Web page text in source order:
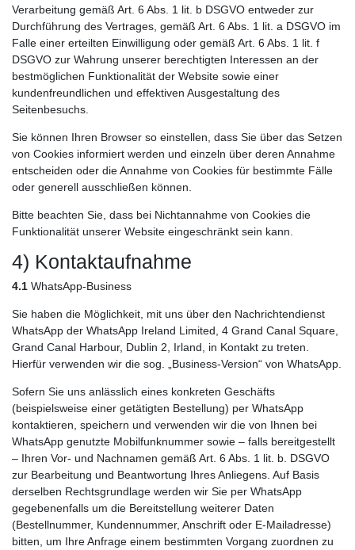
Verarbeitung gemäß Art. 6 Abs. 1 lit. b DSGVO entweder zur
Durchführung des Vertrages, gemäß Art. 6 Abs. 1 lit. a DSGVO im
Falle einer erteilten Einwilligung oder gemäß Art. 6 Abs. 1 lit. f
DSGVO zur Wahrung unserer berechtigten Interessen an der
bestmöglichen Funktionalität der Website sowie einer
kundenfreundlichen und effektiven Ausgestaltung des
Seitenbesuchs.
Sie können Ihren Browser so einstellen, dass Sie über das Setzen
von Cookies informiert werden und einzeln über deren Annahme
entscheiden oder die Annahme von Cookies für bestimmte Fälle
oder generell ausschließen können.
Bitte beachten Sie, dass bei Nichtannahme von Cookies die
Funktionalität unserer Website eingeschränkt sein kann.
4) Kontaktaufnahme
4.1 WhatsApp-Business
Sie haben die Möglichkeit, mit uns über den Nachrichtendienst
WhatsApp der WhatsApp Ireland Limited, 4 Grand Canal Square,
Grand Canal Harbour, Dublin 2, Irland, in Kontakt zu treten.
Hierfür verwenden wir die sog. „Business-Version“ von WhatsApp.
Sofern Sie uns anlässlich eines konkreten Geschäfts
(beispielsweise einer getätigten Bestellung) per WhatsApp
kontaktieren, speichern und verwenden wir die von Ihnen bei
WhatsApp genutzte Mobilfunknummer sowie – falls bereitgestellt
– Ihren Vor- und Nachnamen gemäß Art. 6 Abs. 1 lit. b. DSGVO
zur Bearbeitung und Beantwortung Ihres Anliegens. Auf Basis
derselben Rechtsgrundlage werden wir Sie per WhatsApp
gegebenenfalls um die Bereitstellung weiterer Daten
(Bestellnummer, Kundennummer, Anschrift oder E-Mailadresse)
bitten, um Ihre Anfrage einem bestimmten Vorgang zuordnen zu